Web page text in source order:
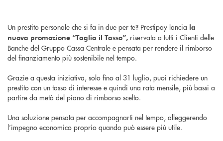
Un prestito personale che si fa in due per te? Prestipay lancia la
nuova promozione “Taglia il Tasso”, riservata a tutti i Clienti delle
Banche del Gruppo Cassa Centrale e pensata per rendere il rimborso
del finanziamento più sostenibile nel tempo.
Grazie a questa iniziativa, solo fino al 31 luglio, puoi richiedere un
prestito con un tasso di interesse e quindi una rata mensile, più bassi a
partire da metà del piano di rimborso scelto.
Una soluzione pensata per accompagnarti nel tempo, alleggerendo
l’impegno economico proprio quando può essere più utile.